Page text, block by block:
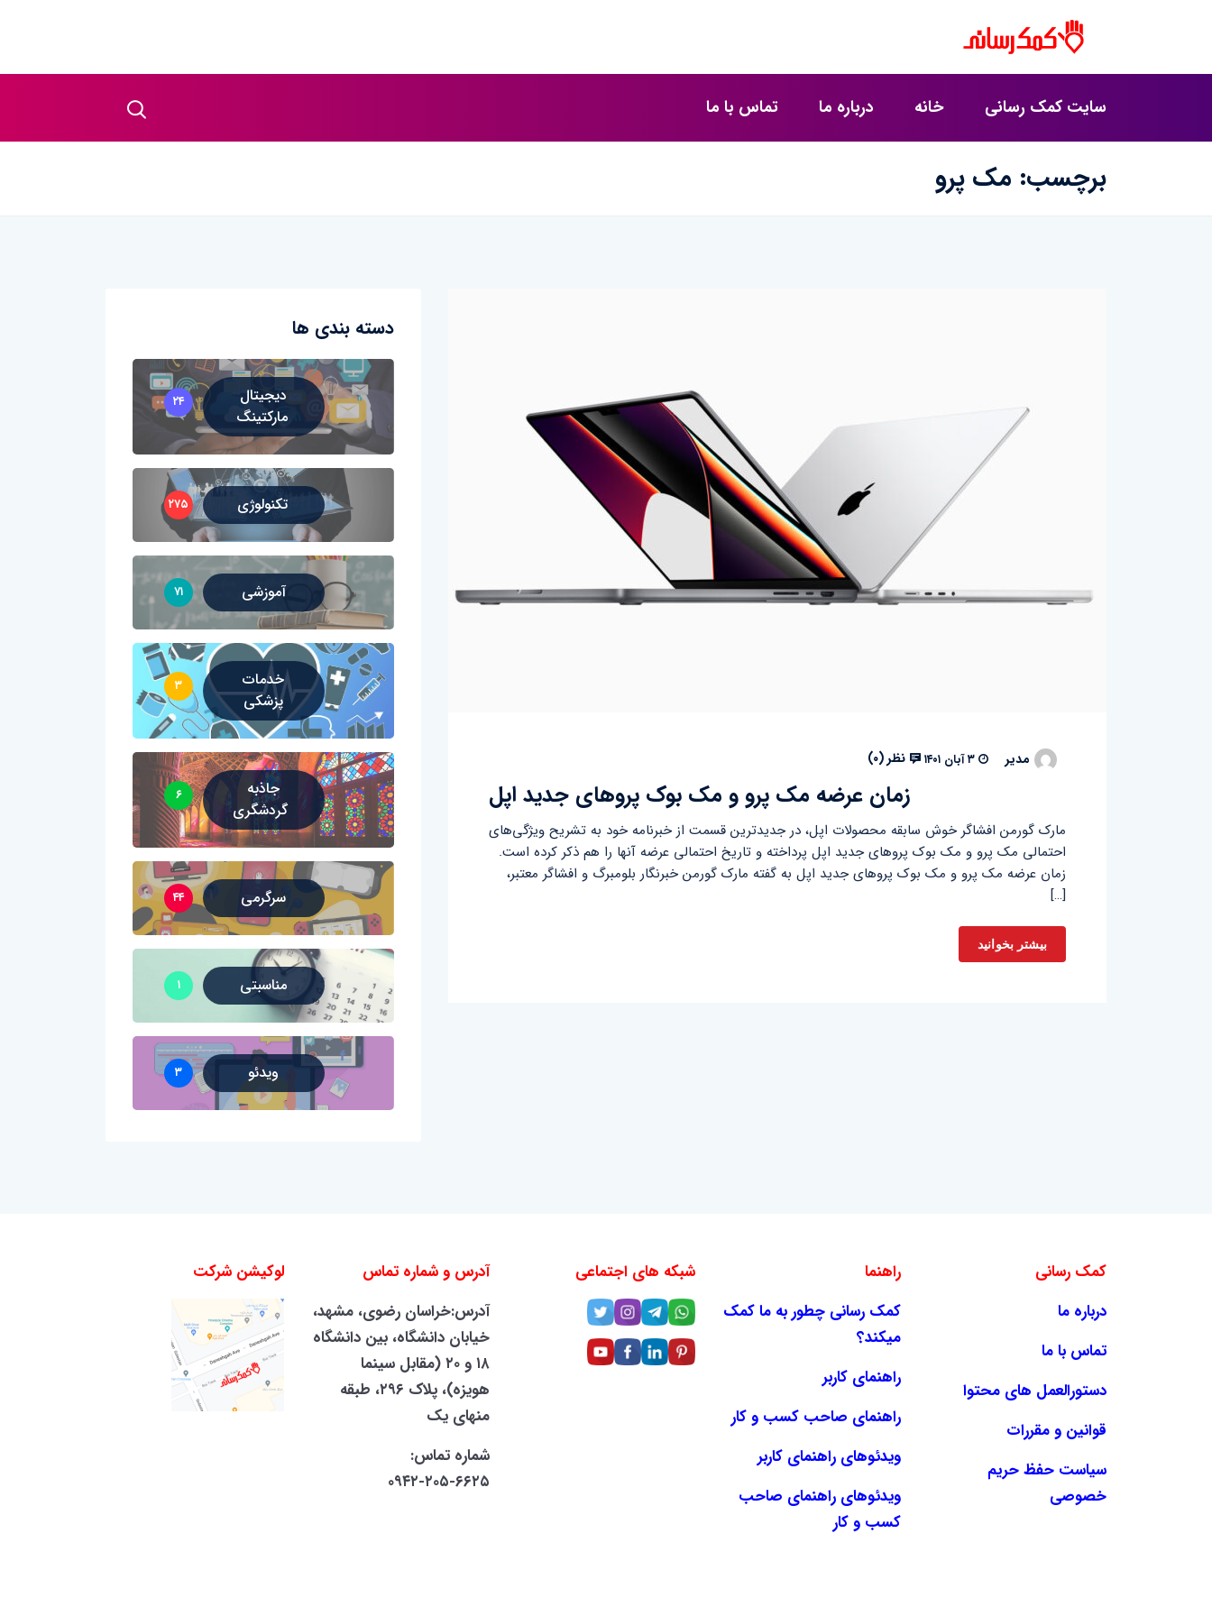
سایت کمک رسانی خانه درباره ما تماس با ما
برچسب: مک پرو
مدیر نظر (۰)
زمان عرضه مک پرو و مک بوک پروهای جدید اپل
مارک گورمن افشاگر خوش سابقه محصولات اپل، در جدیدترین قسمت از خبرنامه خود به تشریح ویژگی‌های
احتمالی مک پرو و مک بوک پروهای جدید اپل پرداخته و تاریخ احتمالی عرضه آنها را هم ذکر کرده است.
زمان عرضه مک پرو و مک بوک پروهای جدید اپل به گفته مارک گورمن خبرنگار بلومبرگ و افشاگر معتبر،
[…]
بیشتر بخوانید
دسته بندی ها
دیجیتال
مارکتینگ
۲۴
تکنولوژی ۲۷۵
آموزشی ۷۱
خدمات
پزشکی
۳
جاذبه
گردشگری
۶
سرگرمی ۴۴
مناسبتی ۱
ویدئو ۳
کمک رسانی
درباره ما
تماس با ما
دستورالعمل های محتوا
قوانین و مقررات
سیاست حفظ حریم
خصوصی
راهنما
کمک رسانی چطور به ما کمک
میکند؟
راهنمای کاربر
راهنمای صاحب کسب و کار
ویدئوهای راهنمای کاربر
ویدئوهای راهنمای صاحب
کسب و کار
شبکه های اجتماعی
آدرس و شماره تماس
آدرس:خراسان رضوی، مشهد،
خیابان دانشگاه، بین دانشگاه
۱۸ و ۲۰ (مقابل سینما
هویزه)، پلاک ۲۹۶، طبقه
منهای یک
شماره تماس:
۶۶۲۵-۲۰۵-۰۹۴۲
لوکیشن شرکت